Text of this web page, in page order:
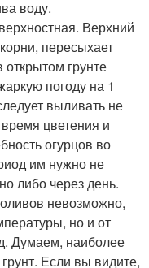
воду.
Верхний
пересыхает
грунте
погоду на 1
выливать не
цветения и
огурцов во
им нужно не
либо через день.
невозможно,
но и от
Думаем, наиболее
Если вы видите,